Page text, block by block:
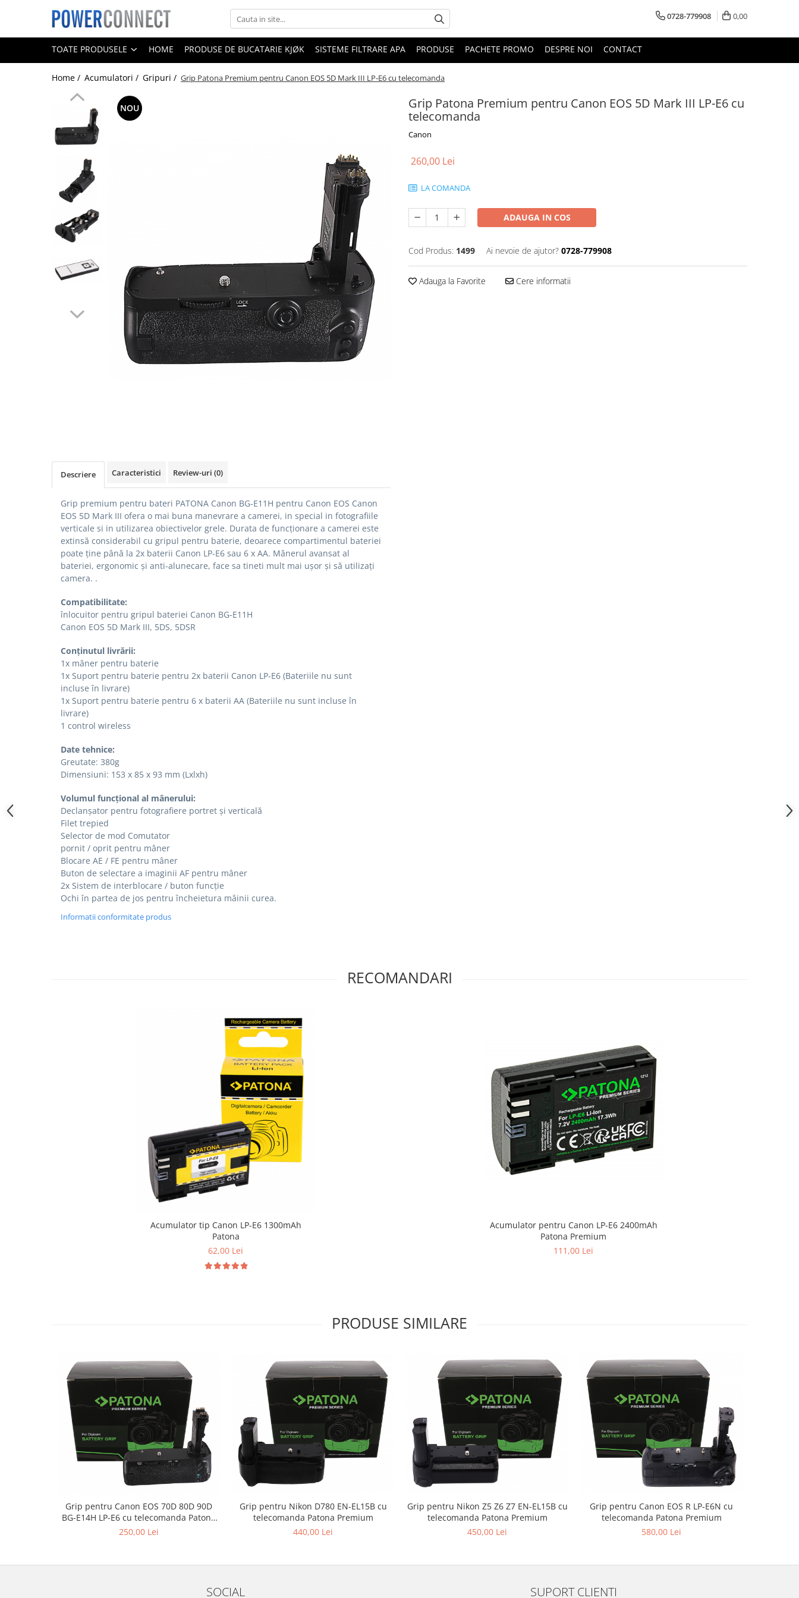
Toate Produsele
Sisteme filtrare apa
Sisteme filtrare apa
Aparate foto
Boxe portabile
POS/Scanere coduri de bare
Scule electrice
Telefoane mobile
Produse de bucatarie kjøk
Accesorii kjøk
Pachete Promo
Incarcatoare & acumulatori
Blițuri și lumini foto/video
Telefoane mobile
Custi aparate foto-video
Incarcatoare auto
0728-779908 0,00
TOATE PRODUSELE HOME PRODUSE DE BUCATARIE KJØK SISTEME FILTRARE APA PRODUSE PACHETE PROMO DESPRE NOI CONTACT
Home / Acumulatori / Gripuri / Grip Patona Premium pentru Canon EOS 5D Mark III LP-E6 cu telecomanda
Grip Patona Premium pentru Canon EOS 5D Mark III LP-E6 cu
telecomanda
Canon
NOU
260,00 Lei
LA COMANDA
ADAUGA IN COS
Cod Produs: 1499 Ai nevoie de ajutor? 0728-779908
Adauga la Favorite Cere informatii
Descriere Caracteristici Review-uri (0)
Grip premium pentru bateri PATONA Canon BG-E11H pentru Canon EOS Canon
EOS 5D Mark III ofera o mai buna manevrare a camerei, in special in fotografiile
verticale si in utilizarea obiectivelor grele. Durata de funcționare a camerei este
extinsă considerabil cu gripul pentru baterie, deoarece compartimentul bateriei
poate ține până la 2x baterii Canon LP-E6 sau 6 x AA. Mânerul avansat al
bateriei, ergonomic și anti-alunecare, face sa tineti mult mai ușor și să utilizați
camera. .
Compatibilitate:
înlocuitor pentru gripul bateriei Canon BG-E11H
Canon EOS 5D Mark III, 5DS, 5DSR
Conținutul livrării:
1x mâner pentru baterie
1x Suport pentru baterie pentru 2x baterii Canon LP-E6 (Bateriile nu sunt
incluse în livrare)
1x Suport pentru baterie pentru 6 x baterii AA (Bateriile nu sunt incluse în
livrare)
1 control wireless
Date tehnice:
Greutate: 380g
Dimensiuni: 153 x 85 x 93 mm (Lxlxh)
Volumul funcțional al mânerului:
Declanșator pentru fotografiere portret și verticală
Filet trepied
Selector de mod Comutator
pornit / oprit pentru mâner
Blocare AE / FE pentru mâner
Buton de selectare a imaginii AF pentru mâner
2x Sistem de interblocare / buton funcție
Ochi în partea de jos pentru încheietura mâinii curea.
Informatii conformitate produs
RECOMANDARI
Acumulator tip Canon LP-E6 1300mAh
Patona
62,00 Lei
Acumulator pentru Canon LP-E6 2400mAh
Patona Premium
111,00 Lei
PRODUSE SIMILARE
Grip pentru Canon EOS 70D 80D 90D
BG-E14H LP-E6 cu telecomanda Patona
Premium
250,00 Lei
Grip pentru Nikon D780 EN-EL15B cu
telecomanda Patona Premium
440,00 Lei
Grip pentru Nikon Z5 Z6 Z7 EN-EL15B cu
telecomanda Patona Premium
450,00 Lei
Grip pentru Canon EOS R LP-E6N cu
telecomanda Patona Premium
580,00 Lei
SOCIAL SUPORT CLIENTI